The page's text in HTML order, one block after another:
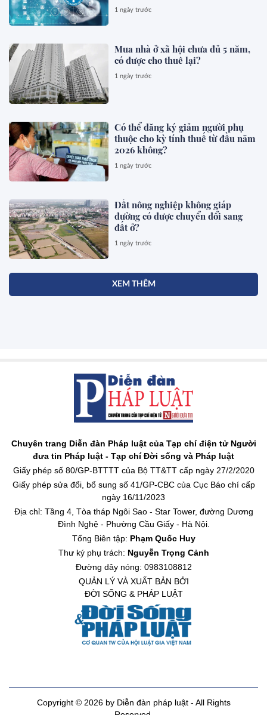
1 ngày trước
Mua nhà ở xã hội chưa đủ 5 năm,
có được cho thuê lại?
1 ngày trước
Có thể đăng ký giảm người phụ
thuộc cho kỳ tính thuế từ đầu năm
2026 không?
1 ngày trước
Đất nông nghiệp không giáp
đường có được chuyển đổi sang
đất ở?
1 ngày trước
XEM THÊM
Chuyên trang Diễn đàn Pháp luật của Tạp chí điện tử Người
đưa tin Pháp luật - Tạp chí Đời sống và Pháp luật
Giấy phép số 80/GP-BTTTT của Bộ TT&TT cấp ngày 27/2/2020
Giấy phép sửa đổi, bổ sung số 41/GP-CBC của Cục Báo chí cấp
ngày 16/11/2023
Địa chỉ: Tầng 4, Tòa tháp Ngôi Sao - Star Tower, đường Dương
Đình Nghệ - Phường Cầu Giấy - Hà Nội.
Tổng Biên tập: Phạm Quốc Huy
Thư ký phụ trách: Nguyễn Trọng Cảnh
Đường dây nóng: 0983108812
QUẢN LÝ VÀ XUẤT BẢN BỞI
ĐỜI SỐNG & PHÁP LUẬT
Copyright © 2026 by Diễn đàn pháp luật - All Rights